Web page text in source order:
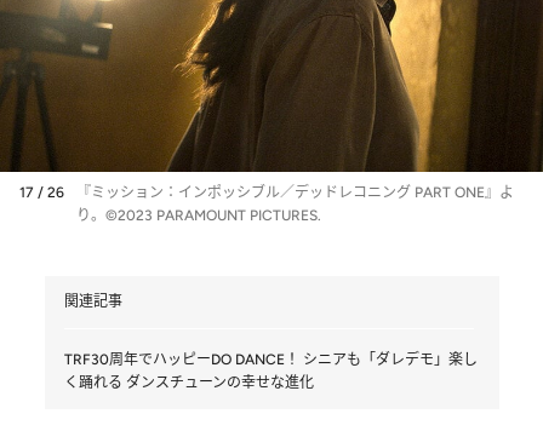
17 / 26
『ミッション：インポッシブル／デッドレコニング PART ONE』よ
り。©2023 PARAMOUNT PICTURES.
関連記事
TRF30周年でハッピーDO DANCE！ シニアも「ダレデモ」楽し
く踊れる ダンスチューンの幸せな進化